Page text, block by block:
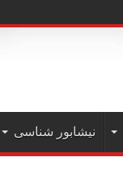
نیشابور شناسی